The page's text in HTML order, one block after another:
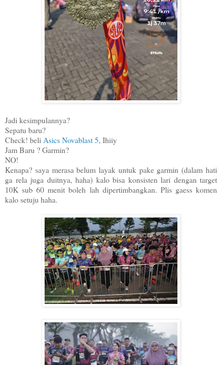
Jadi kesimpulannya?
Sepatu baru?
Check! beli Asics Novablast 5, Ihiiy
Jam Baru ? Garmin?
NO!
Kenapa? saya merasa belum layak untuk pake garmin (dalam hati
ga rela juga duitnya, haha) kalo bisa konsisten lari dengan target
10K sub 60 menit boleh lah dipertimbangkan. Plis gaess komen
kalo setuju haha.